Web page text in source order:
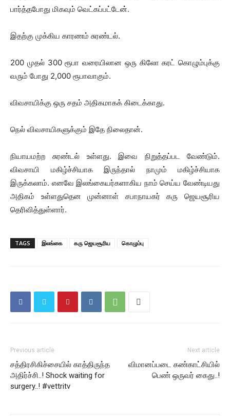
பார்த்தபோது மிகவும் வெட்கப்பட்டேன்.
இதற்கு முக்கிய காரணம் சுரண்டல்.
200 முதல் 300 ரூபா வரையிலான ஒரு கிலோ கரட் கொழும்புக்கு
வரும் போது 2,000 ரூபாவாகும்.
விவசாயிக்கு ஒரு சதம் அதிகமாகக் கிடைக்காது.
நெல் விவசாயிகளுக்கும் இதே நிலைதான்.
நியாயமற்ற சுரண்டல் உள்ளது. இவை நிறுத்தப்பட வேண்டும்.
விவசாயி மகிழ்ச்சியாக இருந்தால் நாமும் மகிழ்ச்சியாக
இருக்கலாம். எனவே இலங்கையர்களாகிய நாம் செய்ய வேண்டியது
அதிகம் உள்ளதுதென முன்னாள் சபாநாயகர் கரு ஜெயசூரிய
தெரிவித்துள்ளார்.
TAGS இலங்கை கரு ஜெயசூரிய கொழும்பு
Previous article
சத்திரசிகிச்சையில் காத்திருந்த
அதிர்ச்சி..! Shock waiting for
surgery..! #vettritv
Next article
விமானப்படை கண்காட்சியில்
பெண் ஒருவர் கைது..!